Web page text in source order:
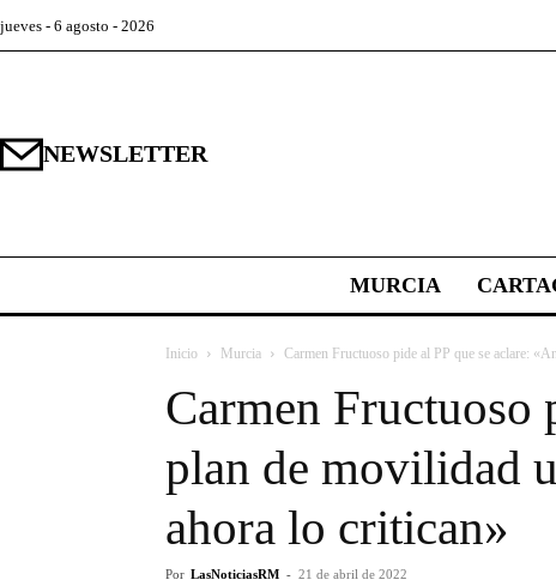
jueves - 6 agosto - 2026
NEWSLETTER
MURCIA
Inicio Murcia Carmen Fructuoso pide al PP que se aclare:
Carmen Fructuoso
plan de movilidad
ahora lo critican»
Por LasNoticiasRM - 21 de abril de 2022